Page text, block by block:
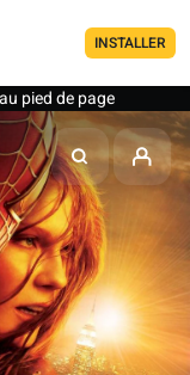
INSTALLER
pied de page